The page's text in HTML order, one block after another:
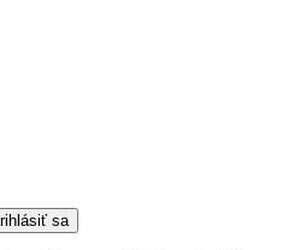
sa